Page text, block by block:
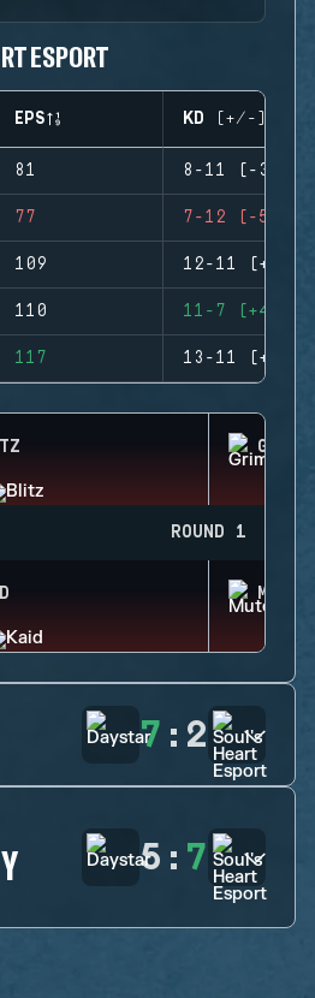
ESPORT
EPS KD (+/-)
81 8-11 (-3)
77 7-12 (-5)
109 12-11 (+1)
110 11-7 (+4)
117 13-11 (+2)
GRIM
ROUND 1
MUTE
7 : 2
5 : 7